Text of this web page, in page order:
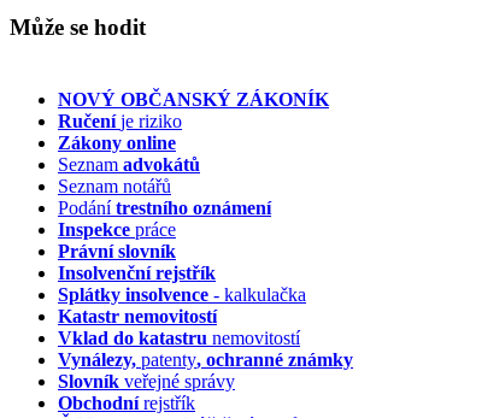
Může se hodit
NOVÝ OBČANSKÝ ZÁKONÍK
Ručeníje riziko
Zákony online
Seznam advokátů
Seznam notářů
Podánítrestního oznámení
Inspekce práce
Právní slovník
Insolvenčnírejstřík
Splátky insolvence - kalkulačka
Katastr nemovitostí
Vklad do katastru nemovitostí
Vynálezy, patenty, ochranné známky
Slovník veřejné správy
Obchodnírejstřík